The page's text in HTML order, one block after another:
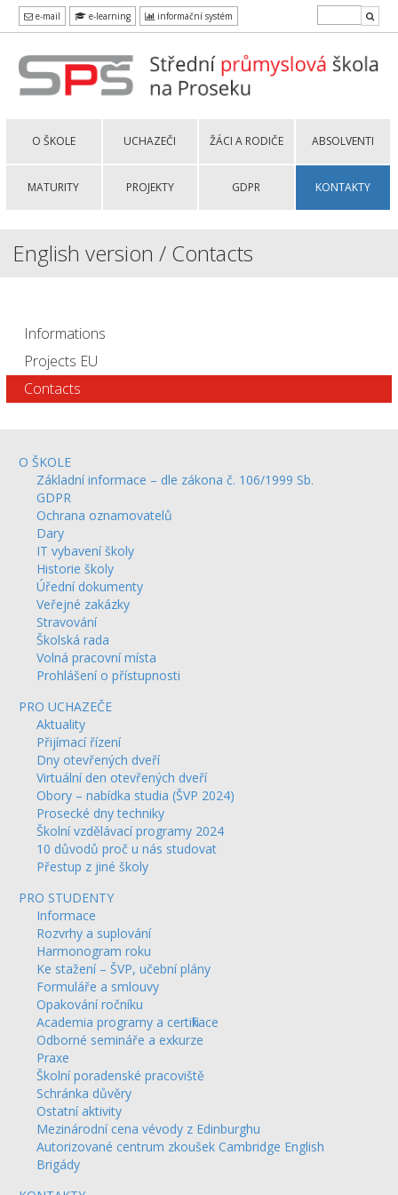
e-mail e-learning informační systém
O ŠKOLE UCHAZEČI ŽÁCI A RODIČE ABSOLVENTI
MATURITY PROJEKTY GDPR KONTAKTY
English version / Contacts
Informations
Projects EU
Contacts
O ŠKOLE
Základní informace – dle zákona č. 106/1999 Sb.
GDPR
Ochrana oznamovatelů
Dary
IT vybavení školy
Historie školy
Úřední dokumenty
Veřejné zakázky
Stravování
Školská rada
Volná pracovní místa
Prohlášení o přístupnosti
PRO UCHAZEČE
Aktuality
Přijímací řízení
Dny otevřených dveří
Virtuální den otevřených dveří
Obory – nabídka studia (ŠVP 2024)
Prosecké dny techniky
Školní vzdělávací programy 2024
10 důvodů proč u nás studovat
Přestup z jiné školy
PRO STUDENTY
Informace
Rozvrhy a suplování
Harmonogram roku
Ke stažení – ŠVP, učební plány
Formuláře a smlouvy
Opakování ročníku
Academia programy a certifikace
Odborné semináře a exkurze
Praxe
Školní poradenské pracoviště
Schránka důvěry
Ostatní aktivity
Mezinárodní cena vévody z Edinburghu
Autorizované centrum zkoušek Cambridge English
Brigády